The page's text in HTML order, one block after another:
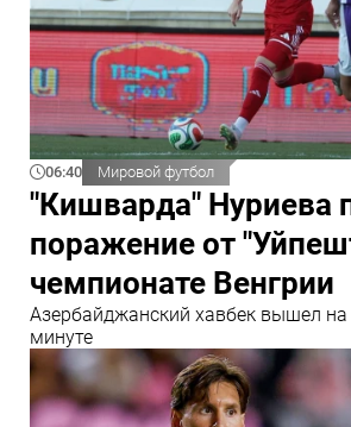
06:40 Мировой футбол
"Кишварда" Нуриева
поражение от
чемпионате Венгрии
Азербайджанский хавбек вышел на
минуте